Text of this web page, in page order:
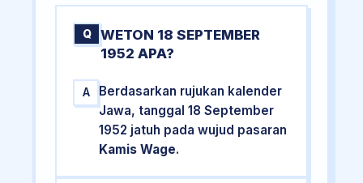
Q
WETON 18 SEPTEMBER
1952 APA?
A
Berdasarkan rujukan kalender
Jawa, tanggal 18 September
1952 jatuh pada wujud pasaran
Kamis Wage.